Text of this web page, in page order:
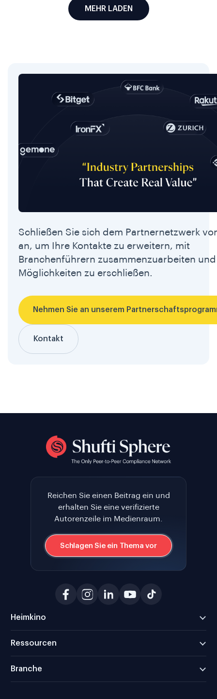
MEHR LADEN
Schließen Sie sich dem Partnernetzwerk
an, um Ihre Kontakte zu erweitern, mit
Branchenführern zusammenzuarbeiten
Möglichkeiten zu erschließen.
Nehmen Sie an unserem
Kontakt
Reichen Sie einen Beitrag ein und
erhalten Sie eine verifizierte
Autorenzeile im Medienraum.
Schlagen Sie ein Thema vor
Heimkino
Ressourcen
Branche